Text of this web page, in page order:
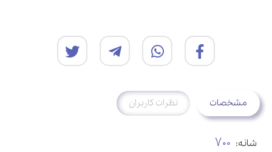
مشخصات نظرات کاربران
شانه: 700